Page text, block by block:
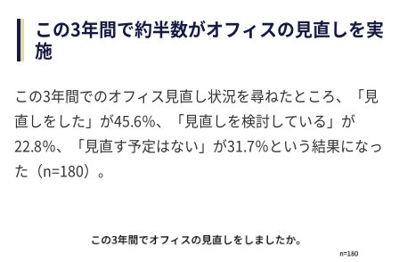
この3年間で約半数がオフィスの見直しを実
施
この3年間でのオフィス見直し状況を尋ねたところ、「見
直しをした」が45.6％、「見直しを検討している」が
22.8％、「見直す予定はない」が31.7％という結果になっ
た（n=180）。